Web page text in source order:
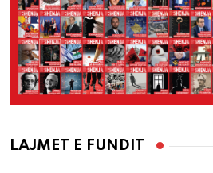
LAJMET E FUNDIT